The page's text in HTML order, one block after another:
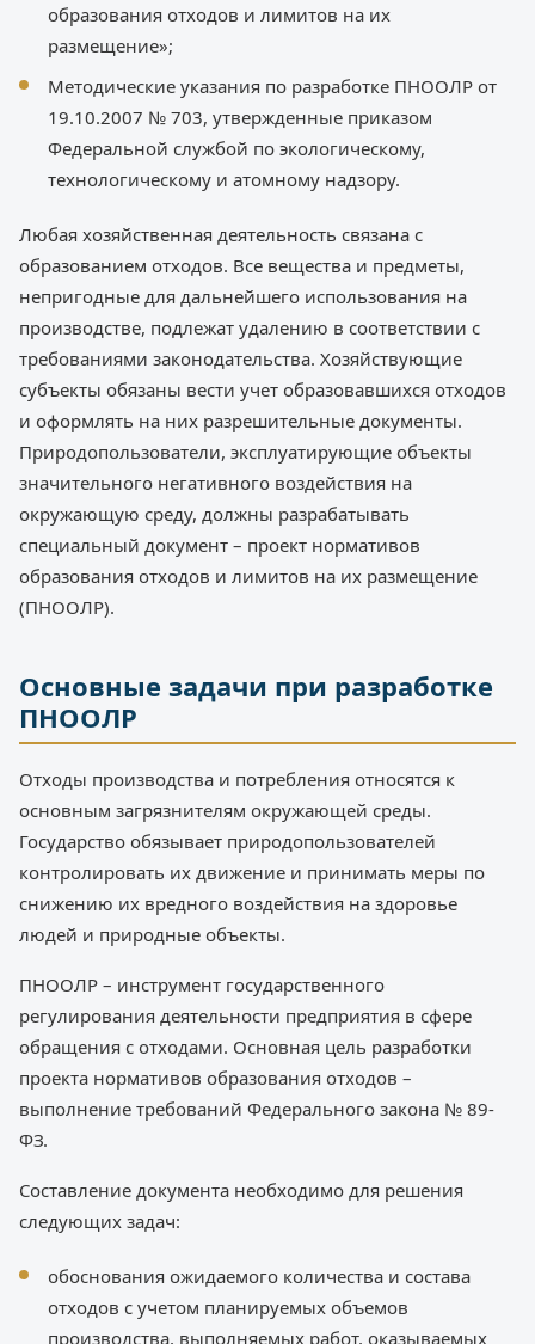
образования отходов и лимитов на их
размещение»;
Методические указания по разработке ПНООЛР от
19.10.2007 № 703, утвержденные приказом
Федеральной службой по экологическому,
технологическому и атомному надзору.
Любая хозяйственная деятельность связана с
образованием отходов. Все вещества и предметы,
непригодные для дальнейшего использования на
производстве, подлежат удалению в соответствии с
требованиями законодательства. Хозяйствующие
субъекты обязаны вести учет образовавшихся отходов
и оформлять на них разрешительные документы.
Природопользователи, эксплуатирующие объекты
значительного негативного воздействия на
окружающую среду, должны разрабатывать
специальный документ – проект нормативов
образования отходов и лимитов на их размещение
(ПНООЛР).
Основные задачи при разработке
ПНООЛР
Отходы производства и потребления относятся к
основным загрязнителям окружающей среды.
Государство обязывает природопользователей
контролировать их движение и принимать меры по
снижению их вредного воздействия на здоровье
людей и природные объекты.
ПНООЛР – инструмент государственного
регулирования деятельности предприятия в сфере
обращения с отходами. Основная цель разработки
проекта нормативов образования отходов –
выполнение требований Федерального закона № 89-
ФЗ.
Составление документа необходимо для решения
следующих задач:
обоснования ожидаемого количества и состава
отходов с учетом планируемых объемов
производства, выполняемых работ, оказываемых